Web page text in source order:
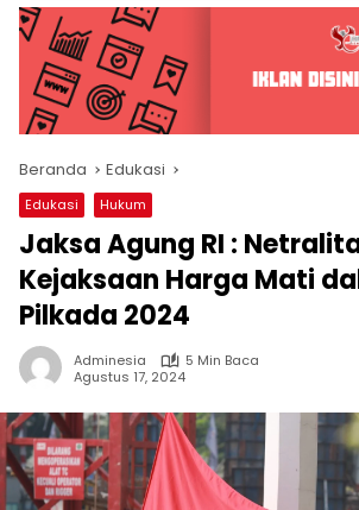
Beranda Edukasi
Edukasi Hukum
Jaksa Agung RI :
Kejaksaan Harga Mati
Pilkada 2024
Adminesia
5 Min Baca
Agustus 17, 2024